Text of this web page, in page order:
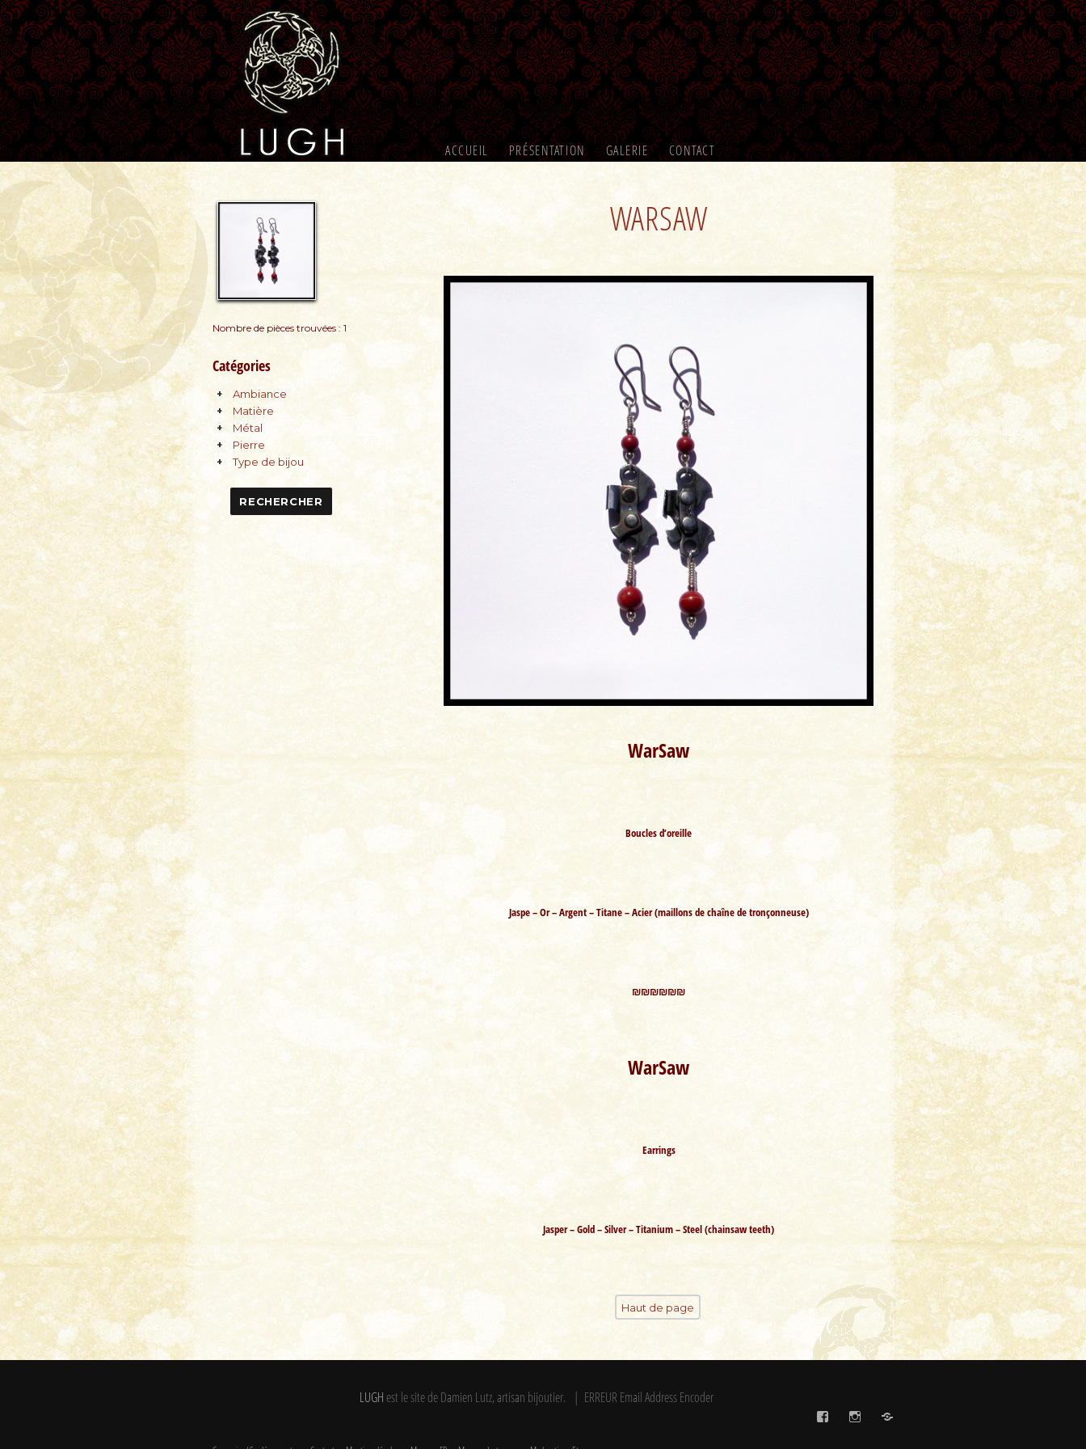
ACCUEIL PRÉSENTATION GALERIE CONTACT
WARSAW
WarSaw
Boucles d’oreille
Jaspe – Or – Argent – Titane – Acier (maillons de chaîne de tronçonneuse)
₪₪₪₪₪₪
WarSaw
Earrings
Jasper – Gold – Silver – Titanium – Steel (chainsaw teeth)
Haut de page
Nombre de pièces trouvées : 1
Catégories
Ambiance
Matière
Métal
Pierre
Type de bijou
LUGH est le site de Damien Lutz, artisan bijoutier. | ERREUR Email Address Encoder
FaceBook